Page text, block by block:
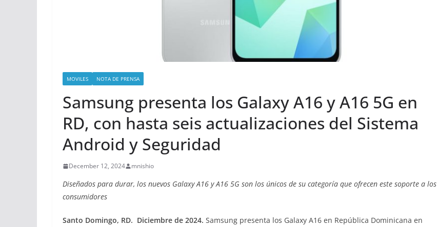
MOVILES NOTA DE PRENSA
Samsung presenta los Galaxy A16 y A16 5G en
RD, con hasta seis actualizaciones del Sistema
Android y Seguridad
December 12, 2024 mnishio
Diseñados para durar, los nuevos Galaxy A16 y A16 5G son los únicos de su categoría que ofrecen este soporte a los
consumidores
Santo Domingo, RD. Diciembre de 2024. Samsung presenta los Galaxy A16 en República Dominicana en